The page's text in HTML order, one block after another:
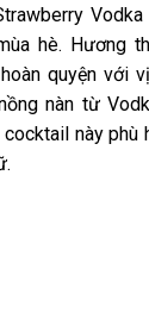
hè. Hương
quyện với
nàn từ
cocktail này phù